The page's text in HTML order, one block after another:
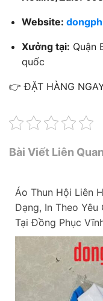
Website:
Xưởng tại: Quận
quốc
👉 ĐẶT HÀNG
Bài Viết Liên Quan
Áo Thun Hội Liên
Dạng, In Theo
Tại Đồng Phục